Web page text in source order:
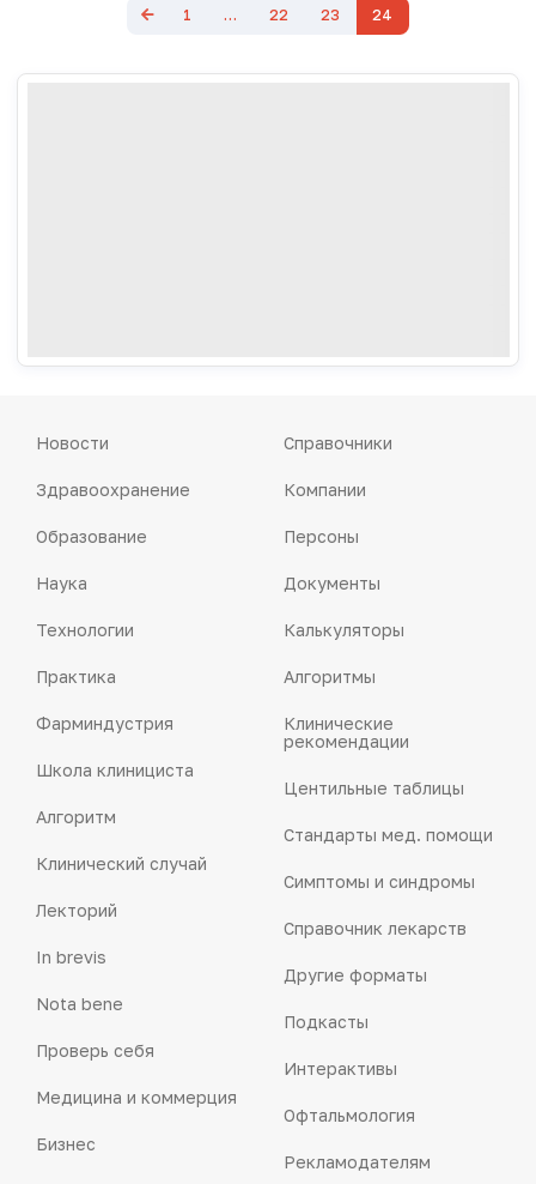
1 … 22 23 24
Новости
Здравоохранение
Образование
Наука
Технологии
Практика
Фарминдустрия
Школа клинициста
Алгоритм
Клинический случай
Лекторий
In brevis
Nota bene
Проверь себя
Медицина и коммерция
Бизнес
Справочники
Компании
Персоны
Документы
Калькуляторы
Алгоритмы
Клинические
рекомендации
Центильные таблицы
Стандарты мед. помощи
Симптомы и синдромы
Справочник лекарств
Другие форматы
Подкасты
Интерактивы
Офтальмология
Рекламодателям